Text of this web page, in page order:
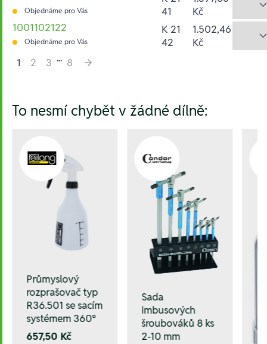
Objednáme pro Vás
41
Kč
1001102122
Objednáme pro Vás
K 21
42
1.502,46
Kč
1
2 3 ... 8
To nesmí chybět v žádné dílně:
Průmyslový
rozprašovač typ
R36.501 se sacím
systémem 360°
657,50 Kč
Sada
imbusových
šroubováků 8 ks
2-10 mm